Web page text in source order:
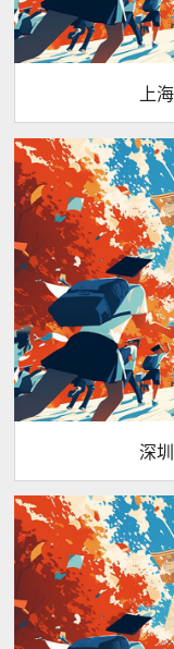
上
深